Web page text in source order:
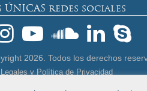
redes sociales
2026. Todos los derechos
y Política de Privacidad